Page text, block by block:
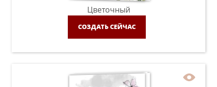
Цветочный
СОЗДАТЬ СЕЙЧАС